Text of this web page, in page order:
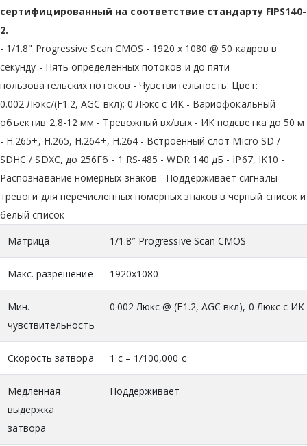
сертифицированный на соответствие стандарту FIPS140-
2.
- 1/1.8" Progressive Scan CMOS - 1920 x 1080 @ 50 кадров в
секунду - Пять определенных потоков и до пяти
пользовательских потоков - Чувствительность: Цвет:
0.002 Люкс/(F1.2, AGC вкл); 0 Люкс с ИК - Вариофокальный
объектив 2,8-12 мм - Тревожный вх/вых - ИК подсветка до 50 м
- H.265+, H.265, H.264+, H.264 - Встроенный слот Micro SD /
SDHC / SDXC, до 256Гб - 1 RS-485 - WDR 140 дБ - IP67, IK10 -
Распознавание номерных знаков - Поддерживает сигналы
тревоги для перечисленных номерных знаков в черный список и
белый список
Матрица
1/1.8″ Progressive Scan CMOS
Макс. разрешение 1920x1080
Мин.
чувствительность
0.002 Люкс @ (F1.2, AGC вкл), 0 Люкс с ИК
Скорость затвора 1 с – 1/100,000 с
Медленная
выдержка
затвора
Поддерживает